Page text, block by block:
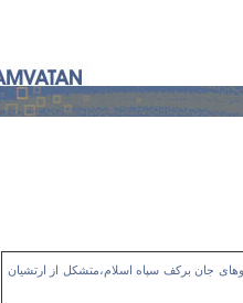
جان برکف سپاه اسلام،متشکل از ارتشیان